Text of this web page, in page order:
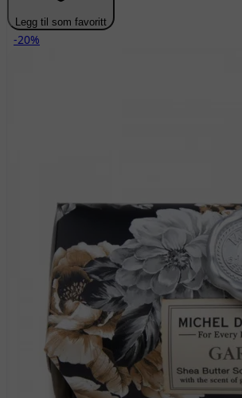
Legg til som favoritt
-20%